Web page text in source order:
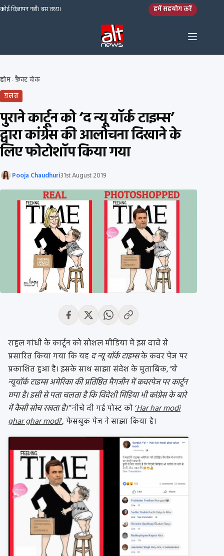
Skip to content
कोई विज्ञापन नहीं। बस तथ्य। हमें सहयोग करें
होम› फ़ैक्ट चेक
ग़लत
पुराने कार्टून को ‘द न्यू यॉर्क टाइम्स’
द्वारा कांग्रेस की आलोचना दिखाने के
लिए फोटोशॉप किया गया
Pooja Chaudhuri31st August 2019
राहुल गांधी के कार्टून को सोशल मीडिया में इस दावे से
प्रसारित किया गया कि यहद न्यू यॉर्क टाइम्सके कवर पेज पर
प्रकाशित हुआ है। इसके साथ साझा संदेश के मुताबिक,“ये
न्यूयॉर्क टाइम्स अमेरिका की प्रतिष्ठित मैगजीन में कवरपेज पर कार्टून
छपा है। इसी से पता चलता है कि विदेशी मिडिया भी कांग्रेस के बारे
में कैसी सोच रखता है।”नीचे दी गई पोस्ट को‘Har har modi
ghar ghar modi‘, फेसबुक पेज ने साझा किया है।